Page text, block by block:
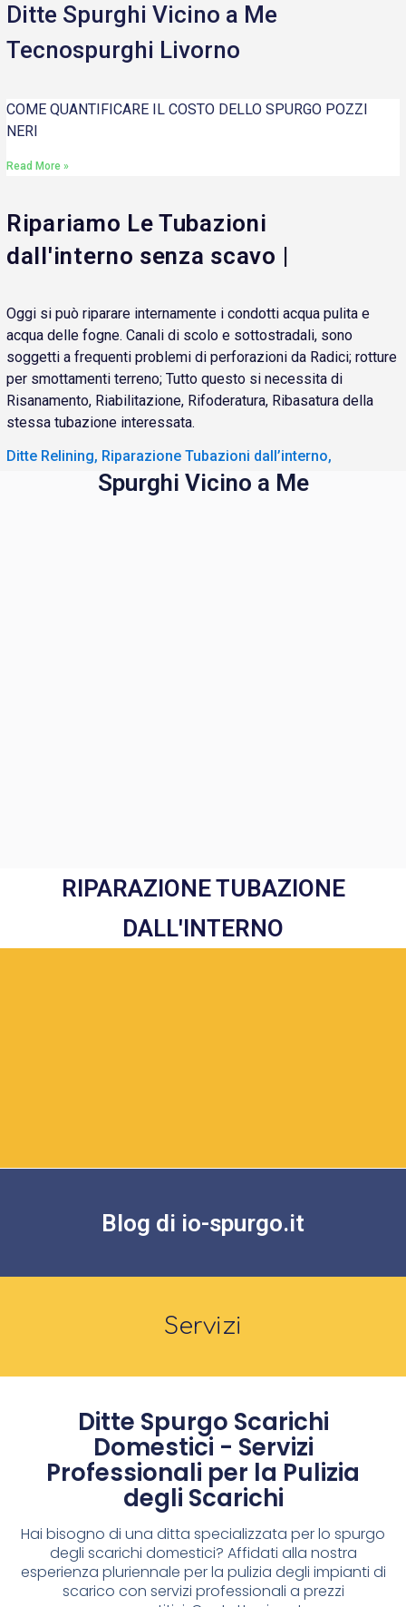
Ditte Spurghi Vicino a Me
Tecnospurghi Livorno
COME QUANTIFICARE IL COSTO DELLO SPURGO POZZI
NERI
Read More »
Ripariamo Le Tubazioni
dall'interno senza scavo |
Oggi si può riparare internamente i condotti acqua pulita e
acqua delle fogne. Canali di scolo e sottostradali, sono
soggetti a frequenti problemi di perforazioni da Radici; rotture
per smottamenti terreno; Tutto questo si necessita di
Risanamento, Riabilitazione, Rifoderatura, Ribasatura della
stessa tubazione interessata.
Ditte Relining, Riparazione Tubazioni dall’interno,
Spurghi Vicino a Me
RIPARAZIONE TUBAZIONE
DALL'INTERNO
Blog di io-spurgo.it
Servizi
Ditte Spurgo Scarichi
Domestici - Servizi
Professionali per la Pulizia
degli Scarichi
Hai bisogno di una ditta specializzata per lo spurgo
degli scarichi domestici? Affidati alla nostra
esperienza pluriennale per la pulizia degli impianti di
scarico con servizi professionali a prezzi